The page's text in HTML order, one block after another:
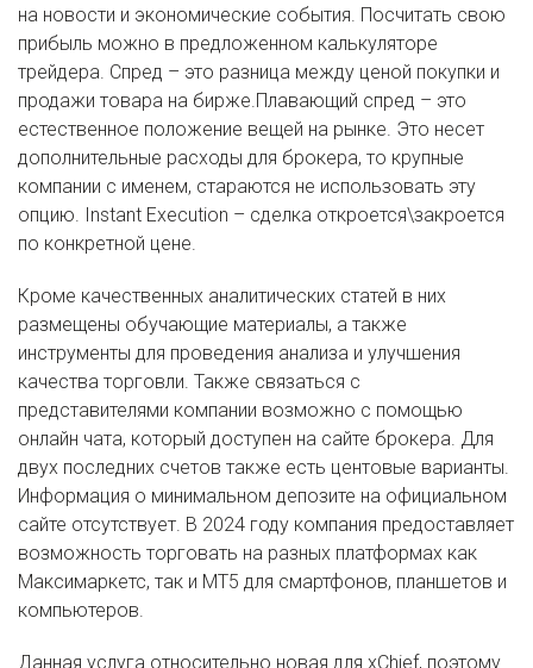
на новости и экономические события. Посчитать свою
прибыль можно в предложенном калькуляторе
трейдера. Спред – это разница между ценой покупки и
продажи товара на бирже.Плавающий спред – это
естественное положение вещей на рынке. Это несет
дополнительные расходы для брокера, то крупные
компании с именем, стараются не использовать эту
опцию. Instant Execution – сделка откроется\закроется
по конкретной цене.
Кроме качественных аналитических статей в них
размещены обучающие материалы, а также
инструменты для проведения анализа и улучшения
качества торговли. Также связаться с
представителями компании возможно с помощью
онлайн чата, который доступен на сайте брокера. Для
двух последних счетов также есть центовые варианты.
Информация о минимальном депозите на официальном
сайте отсутствует. В 2024 году компания предоставляет
возможность торговать на разных платформах как
Максимаркетс, так и MT5 для смартфонов, планшетов и
компьютеров.
Данная услуга относительно новая для xChief, поэтому